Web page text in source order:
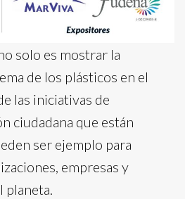
solo es mostrar la
de los plásticos en el
las iniciativas de
ciudadana que están
ser ejemplo para
empresas y
planeta.